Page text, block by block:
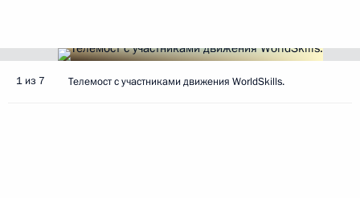
1 из 7 Телемост с участниками движения WorldSkills.